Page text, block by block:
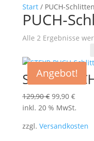
Start/ PUCH-Schlitten
PUCH-
Alle 2 Ergebnisse
Angebot!
STEYR
129,90€
Preis
129,90 €
99,90 €
Preis
99,90
inkl. 20 % MwSt.
zzgl. Versandkosten